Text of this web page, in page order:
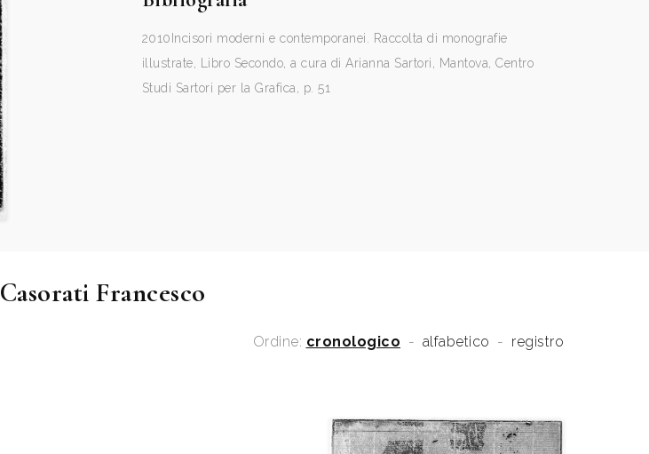
2010Incisori moderni e contemporanei. Raccolta di monografie
illustrate, Libro Secondo, a cura di Arianna Sartori, Mantova, Centro
Studi Sartori per la Grafica, p. 51
Casorati Francesco
Ordine: cronologico - alfabetico - registro